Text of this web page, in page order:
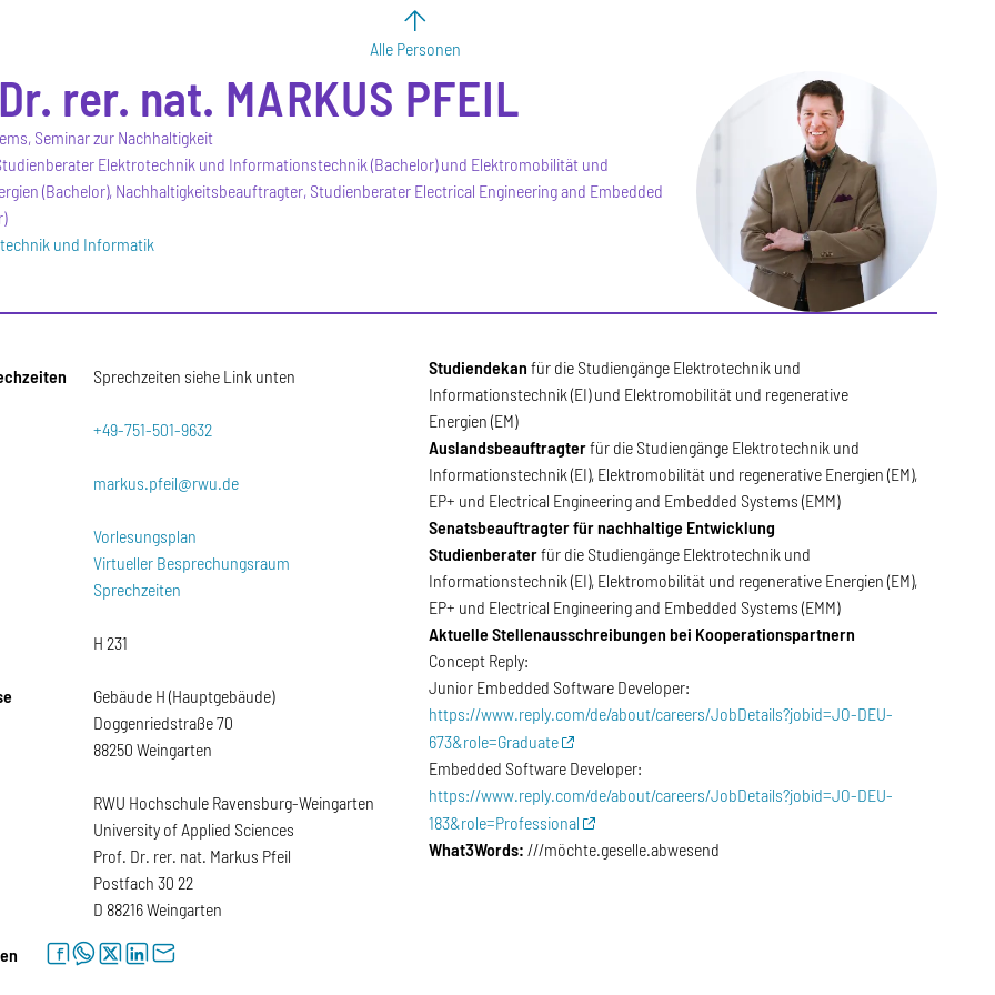
Alle Personen
rer. nat. MARKUS PFEIL
Seminar zur Nachhaltigkeit
Elektrotechnik und Informationstechnik (Bachelor) und Elektromobilität und
(Bachelor), Nachhaltigkeitsbeauftragter, Studienberater Electrical Engineering and Embedded
und Informatik
Sprechzeiten siehe Link unten
+49-751-501-9632
markus.pfeil@rwu.de
Vorlesungsplan
Virtueller Besprechungsraum
Sprechzeiten
H 231
Gebäude H (Hauptgebäude)
Doggenriedstraße 70
88250 Weingarten
RWU Hochschule Ravensburg-Weingarten
University of Applied Sciences
Prof. Dr. rer. nat. Markus Pfeil
Postfach 30 22
D 88216 Weingarten
Studiendekan für die Studiengänge Elektrotechnik und
Informationstechnik (EI) und Elektromobilität und regenerative
Energien (EM)
Auslandsbeauftragterfür die Studiengänge Elektrotechnik und
Informationstechnik (EI), Elektromobilität und regenerative Energien (EM),
EP+ und Electrical Engineering and Embedded Systems (EMM)
Senatsbeauftragter für nachhaltige Entwicklung
Studienberaterfür die Studiengänge Elektrotechnik und
Informationstechnik (EI), Elektromobilität und regenerative Energien (EM),
EP+ und Electrical Engineering and Embedded Systems (EMM)
Aktuelle Stellenausschreibungen bei Kooperationspartnern
Concept Reply:
Junior Embedded Software Developer:
https://www.reply.com/de/about/careers/JobDetails?jobid=JO-DEU-
673&role=Graduate
Embedded Software Developer:
https://www.reply.com/de/about/careers/JobDetails?jobid=JO-DEU-
183&role=Professional
What3Words: ///möchte.geselle.abwesend
facebookwhatsapptwitterlinkedinletter